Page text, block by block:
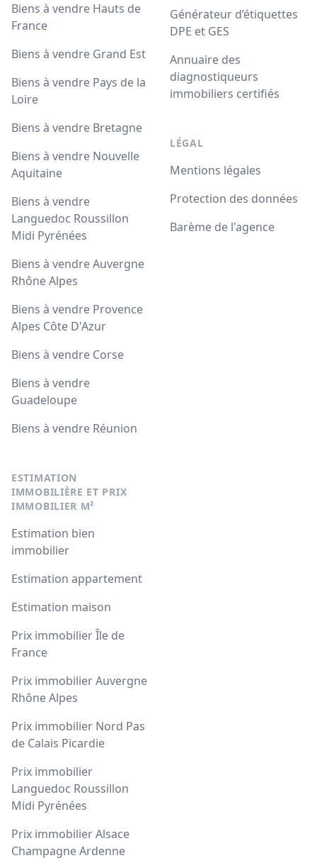
Biens à vendre Hauts de
France
Biens à vendre Grand Est
Biens à vendre Pays de la
Loire
Biens à vendre Bretagne
Biens à vendre Nouvelle
Aquitaine
Biens à vendre
Languedoc Roussillon
Midi Pyrénées
Biens à vendre Auvergne
Rhône Alpes
Biens à vendre Provence
Alpes Côte D'Azur
Biens à vendre Corse
Biens à vendre
Guadeloupe
Biens à vendre Réunion
ESTIMATION
IMMOBILIÈRE ET PRIX
IMMOBILIER M²
Estimation bien
immobilier
Estimation appartement
Estimation maison
Prix immobilier Île de
France
Prix immobilier Auvergne
Rhône Alpes
Prix immobilier Nord Pas
de Calais Picardie
Prix immobilier
Languedoc Roussillon
Midi Pyrénées
Prix immobilier Alsace
Champagne Ardenne
Générateur d’étiquettes
DPE et GES
Annuaire des
diagnostiqueurs
immobiliers certifiés
LÉGAL
Mentions légales
Protection des données
Barème de l'agence